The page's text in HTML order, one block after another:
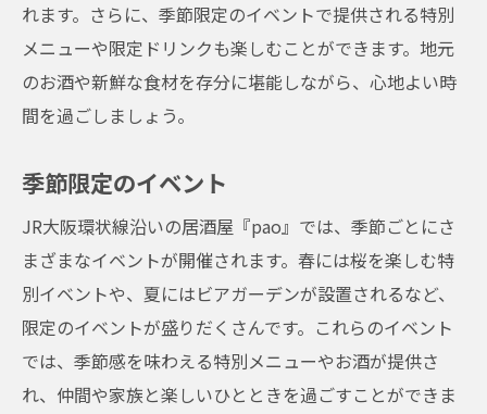
歓送迎会の企画アイデア
仲間との写真撮影スポット
JR大阪環状線沿いの居酒屋『pao』で過ごす特
別な宴会の魅力
JR大阪環状線沿いのアクセスの良さ
季節のイベント情報
記念日を彩る特別メニュー
お祝いにぴったりなプラン
特別な日のコーディネート提案
宴会に最適な居酒屋『pao』で心に残るひとと
れます。さらに、季節限定のイベントで提供される特別
メニューや限定ドリンクも楽しむことができます。地元
のお酒や新鮮な食材を存分に堪能しながら、心地よい時
間を過ごしましょう。
季節限定のイベント
JR大阪環状線沿いの居酒屋『pao』では、季節ごとにさ
まざまなイベントが開催されます。春には桜を楽しむ特
別イベントや、夏にはビアガーデンが設置されるなど、
限定のイベントが盛りだくさんです。これらのイベント
では、季節感を味わえる特別メニューやお酒が提供さ
れ、仲間や家族と楽しいひとときを過ごすことができま